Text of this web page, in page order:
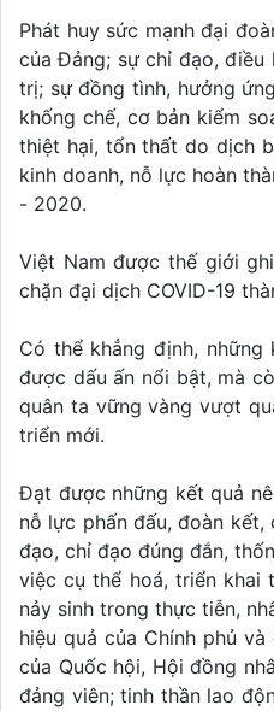
Phát huy sức mạnh đại
của Đảng; sự chỉ đạo,
trị; sự đồng tình, hưởng
khống chế, cơ bản kiểm
thiệt hại, tổn thất do dịch
kinh doanh, nỗ lực hoàn
- 2020.
Việt Nam được thế giới
chặn đại dịch COVID-19
Có thể khẳng định,
được dấu ấn nổi bật, mà
quân ta vững vàng vượt
triển mới.
Đạt được những kết quả
nỗ lực phấn đấu, đoàn
đạo, chỉ đạo đúng đắn,
việc cụ thể hoá, triển khai
nảy sinh trong thực tiễn,
hiệu quả của Chính phủ
của Quốc hội, Hội đồng
đảng viên; tinh thần lao